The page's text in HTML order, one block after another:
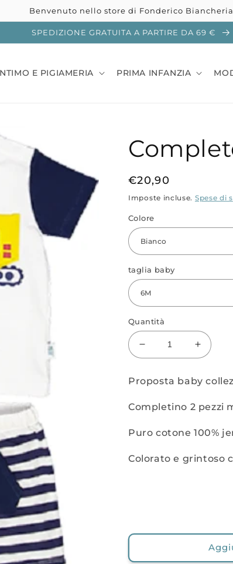
Benvenuto nello store di Fonderico Biancheria
SPEDIZIONE GRATUITA A PARTIRE DA 69 €
E PIGIAMERIA PRIMA INFANZIA
Prezzo
di
listino
€20,90
Imposte incluse. Spese di
Colore
taglia baby
Quantità
Diminuisci
quantità
Completo
Aumenta
quantità
Proposta baby
Completino 2 pezzi
Puro cotone 100%
Colorato e grintoso